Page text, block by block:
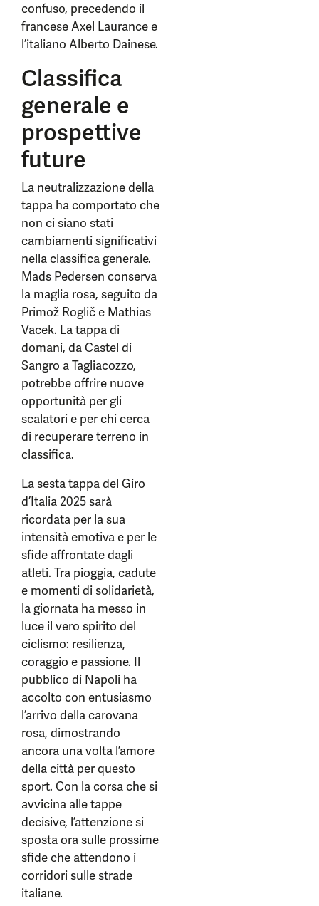
confuso, precedendo il
francese Axel Laurance e
l’italiano Alberto Dainese.
Classifica
generale e
prospettive
future
La neutralizzazione della
tappa ha comportato che
non ci siano stati
cambiamenti significativi
nella classifica generale.
Mads Pedersen conserva
la maglia rosa, seguito da
Primož Roglič e Mathias
Vacek. La tappa di
domani, da Castel di
Sangro a Tagliacozzo,
potrebbe offrire nuove
opportunità per gli
scalatori e per chi cerca
di recuperare terreno in
classifica.
La sesta tappa del Giro
d’Italia 2025 sarà
ricordata per la sua
intensità emotiva e per le
sfide affrontate dagli
atleti. Tra pioggia, cadute
e momenti di solidarietà,
la giornata ha messo in
luce il vero spirito del
ciclismo: resilienza,
coraggio e passione. Il
pubblico di Napoli ha
accolto con entusiasmo
l’arrivo della carovana
rosa, dimostrando
ancora una volta l’amore
della città per questo
sport. Con la corsa che si
avvicina alle tappe
decisive, l’attenzione si
sposta ora sulle prossime
sfide che attendono i
corridori sulle strade
italiane.